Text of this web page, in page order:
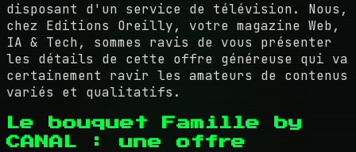
disposant d'un service de télévision. Nous,
chez Editions Oreilly, votre magazine Web,
IA & Tech, sommes ravis de vous présenter
les détails de cette offre généreuse qui va
certainement ravir les amateurs de contenus
variés et qualitatifs.
Le bouquet Famille by
CANAL : une offre